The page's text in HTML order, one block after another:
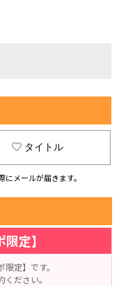
タイトル
メールが届きます。
定】
定】です。
ださい。